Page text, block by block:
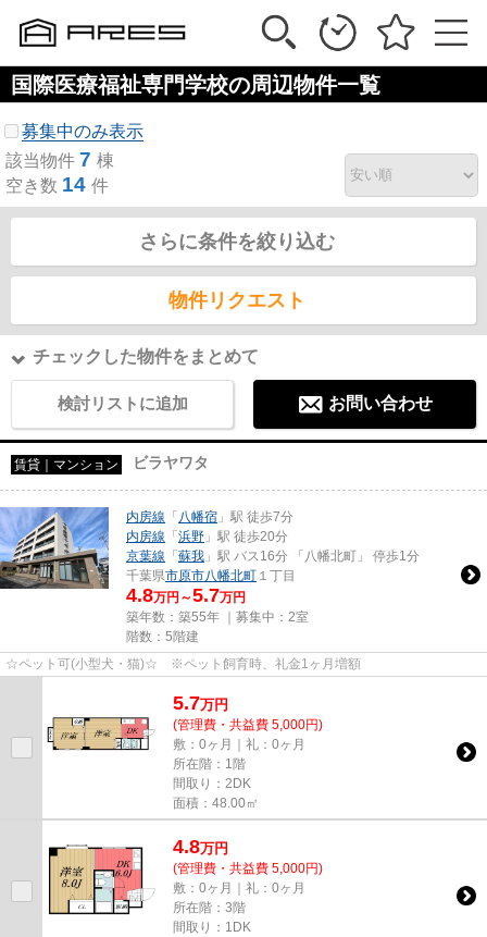
国際医療福祉専門学校の周辺物件一覧
募集中のみ表示
該当物件 7 棟
空き数 14 件
さらに条件を絞り込む
物件リクエスト
チェックした物件をまとめて
検討リストに追加 お問い合わせ
賃貸｜マンション ビラヤワタ
内房線 「 八幡宿 」駅 徒歩7分
内房線 「 浜野 」駅 徒歩20分
京葉線 「 蘇我 」駅 バス16分 「八幡北町」 停歩1分
千葉県市原市八幡北町 １丁目
4.8万円～5.7万円
築年数：築55年 ｜募集中： 2室
階数：5階建
☆ペット可(小型犬・猫)☆ ※ペット飼育時、礼金1ヶ月増額
5.7万円
(管理費・共益費 5,000円)
敷：0ヶ月｜礼：0ヶ月
所在階：1階
間取り：2DK
面積：48.00㎡
4.8万円
(管理費・共益費 5,000円)
敷：0ヶ月｜礼：0ヶ月
所在階：3階
間取り：1DK